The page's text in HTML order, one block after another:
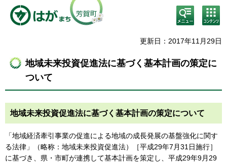
検
索・
メニ
コン
テン
ニュ
更新日：2017年11月29日
地域未来投資促進法に基づく基本計画の策定に
ついて
地域未来投資促進法に基づく基本計画の策定について
「地域経済牽引事業の促進による地域の成長発展の基盤強化に関す
る法律」（略称：地域未来投資促進法）［平成29年7月31日施行］
に基づき、県・市町が連携して基本計画を策定し、平成29年9月29